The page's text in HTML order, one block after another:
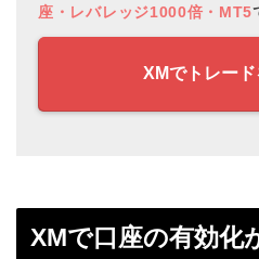
座・レバレッジ1000倍・MT5
XMでトレード
XMで口座の有効化